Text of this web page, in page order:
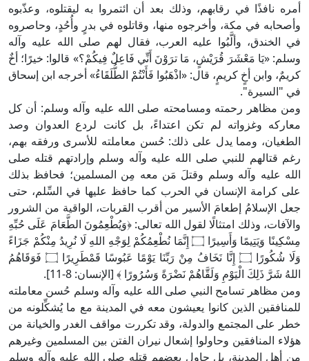
أمره نافذًا في رقابهم، وذلك بعد أن ائتمروا به ليقتلوه، وعذّبوه
وأصحابه في مكة، وأخرجوه منها، وقاتلوه في بدرٍ وأُحُدٍ، وحاصروه
في الخندق، وألَّبُوا عليه العرب، فقال لهم صلى الله عليه وآله
وسلم: «يَا مَعْشَرَ قُرَيْشٍ، مَا ترَوْنَ أَنِّي فَاعِلٌ فِيكُمْ؟» قالوا: خيرًا؛ أخٌ
كريمٌ، وابن أخٍ كريمٍ، قال: «اذْهَبُوا فَأَنْتُمْ الطُّلَقَاءُ» أخرجه ابن إسحاق
في "السيرة".
ومن مظاهر رحمته ومسامحته صلى الله عليه وآله وسلم: أن كل
معاركه وغزواته لم تكن اعتداءً، بل كانت لردع العدوان وصد
الطغيان، ومما يدل على ذلك: حُسن معاملته للأسرى ورفقه بهم،
رغم قتالهم للنبي صلى الله عليه وآله وسلم وإرادتهم قتله صلى
الله عليه وآله وسلم وقتلَ مَن معه مِن المسلمين؛ فحافظ بذلك
على كرامة الإنسان في الحرب كما حافظ عليها في السِّلم، حتى
جعل الإسلامُ إطعامَ الأسير من أقرب القربات، الواقية من الشرور
والآفات، وذلك امتثالًا لقول الله تعالى: ﴿وَيُطْعِمُونَ الطَّعَامَ عَلَى حُبِّهِ
مِسْكِينًا وَيَتِيمًا وَأَسِيرًا ۝ إِنَّمَا نُطْعِمُكُمْ لِوَجْهِ اللهِ لَا نُرِيدُ مِنْكُمْ جَزَاءً
وَلَا شُكُورًا ۝ إِنَّا نَخَافُ مِنْ رَبِّنَا يَوْمًا عَبُوسًا قَمْطَرِيرًا ۝ فَوَقَاهُمُ
اللهُ شَرَّ ذَلِكَ الْيَوْمِ وَلَقَّاهُمْ نَضْرَةً وَسُرُورًا ﴾ [الإنسان: 8-11].
ومن مظاهر تسامح النبي صلى الله عليه وآله وسلم حُسن معاملته
للمنافقين الذين كانوا يعيشون معه في المدينة مع ما يُشكِّلونه من
خطر على المجتمع والدولة، وقد تكررت مواقف الغدر والخيانة من
هؤلاء المنافقين وحاولوا إشعال نيران الفتن بين المسلمين وغيرهم
من أهل المدينة، بل حاول بعضهم قتله صلى الله عليه وآله وسلم